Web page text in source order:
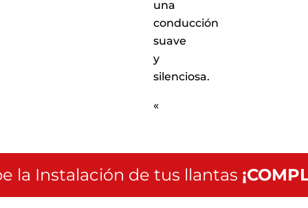
una
conducción
suave
y
silenciosa.
«
la Instalación de tus llantas